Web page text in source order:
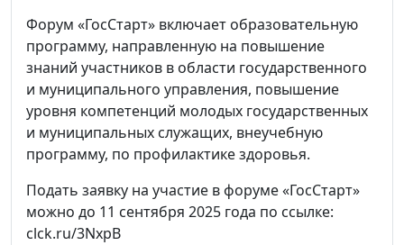
Форум «ГосСтарт» включает образовательную
программу, направленную на повышение
знаний участников в области государственного
и муниципального управления, повышение
уровня компетенций молодых государственных
и муниципальных служащих, внеучебную
программу, по профилактике здоровья.
Подать заявку на участие в форуме «ГосСтарт»
можно до 11 сентября 2025 года по ссылке:
clck.ru/3NxpB